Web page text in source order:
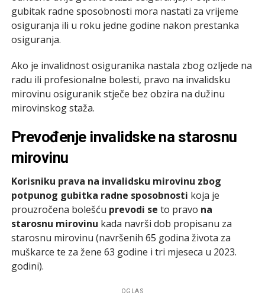
gubitak radne sposobnosti mora nastati za vrijeme
osiguranja ili u roku jedne godine nakon prestanka
osiguranja.
Ako je invalidnost osiguranika nastala zbog ozljede na
radu ili profesionalne bolesti, pravo na invalidsku
mirovinu osiguranik stječe bez obzira na dužinu
mirovinskog staža.
Prevođenje invalidske na starosnu
mirovinu
Korisniku prava na invalidsku mirovinu zbog
potpunog gubitka radne sposobnosti koja je
prouzročena bolešću prevodi se to pravo na
starosnu mirovinu kada navrši dob propisanu za
starosnu mirovinu (navršenih 65 godina života za
muškarce te za žene 63 godine i tri mjeseca u 2023.
godini).
OGLAS